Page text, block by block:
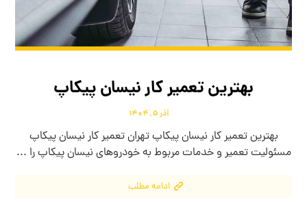
بهترین تعمیر کار نیسان پیکاپ
آذر ۵, ۱۴۰۴
بهترین تعمیر کار نیسان پیکاپ تهران تعمیر کار نیسان پیکاپ
مسئولیت تعمیر و خدمات مربوط به خودروهای نیسان پیکاپ را ...
ادامه مطلب